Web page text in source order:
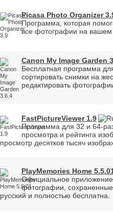
Picasa Photo Organizer
Программа, которая
все фотографии на
Canon My Image Garden
Бесплатная программа
сортировать снимки на
редактировать
FastPictureViewer 1.9
Программа для 32 и 64-
просмотра и рейтинга
просмотр десятков тысяч
PlayMemories Home
Официальное приложение
фотографии,
русский и полностью бесплатна.